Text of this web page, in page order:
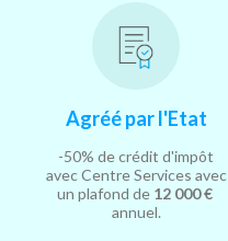
Agréé par l'Etat
-50% de crédit d'impôt
avec Centre Services avec
un plafond de 12 000 €
annuel.